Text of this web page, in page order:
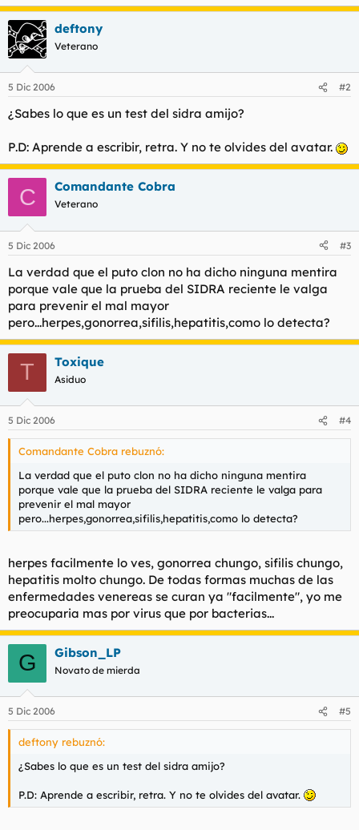
e
m
a
deftony
Veterano
5 Dic 2006 #2
¿Sabes lo que es un test del sidra amijo?
P.D: Aprende a escribir, retra. Y no te olvides del avatar.
C Comandante Cobra
Veterano
5 Dic 2006 #3
La verdad que el puto clon no ha dicho ninguna mentira
porque vale que la prueba del SIDRA reciente le valga
para prevenir el mal mayor
pero...herpes,gonorrea,sifilis,hepatitis,como lo detecta?
T Toxique
Asiduo
5 Dic 2006 #4
Comandante Cobra rebuznó:
La verdad que el puto clon no ha dicho ninguna mentira
porque vale que la prueba del SIDRA reciente le valga para
prevenir el mal mayor
pero...herpes,gonorrea,sifilis,hepatitis,como lo detecta?
herpes facilmente lo ves, gonorrea chungo, sifilis chungo,
hepatitis molto chungo. De todas formas muchas de las
enfermedades venereas se curan ya "facilmente", yo me
preocuparia mas por virus que por bacterias...
G Gibson_LP
Novato de mierda
5 Dic 2006 #5
deftony rebuznó:
¿Sabes lo que es un test del sidra amijo?
P.D: Aprende a escribir, retra. Y no te olvides del avatar.